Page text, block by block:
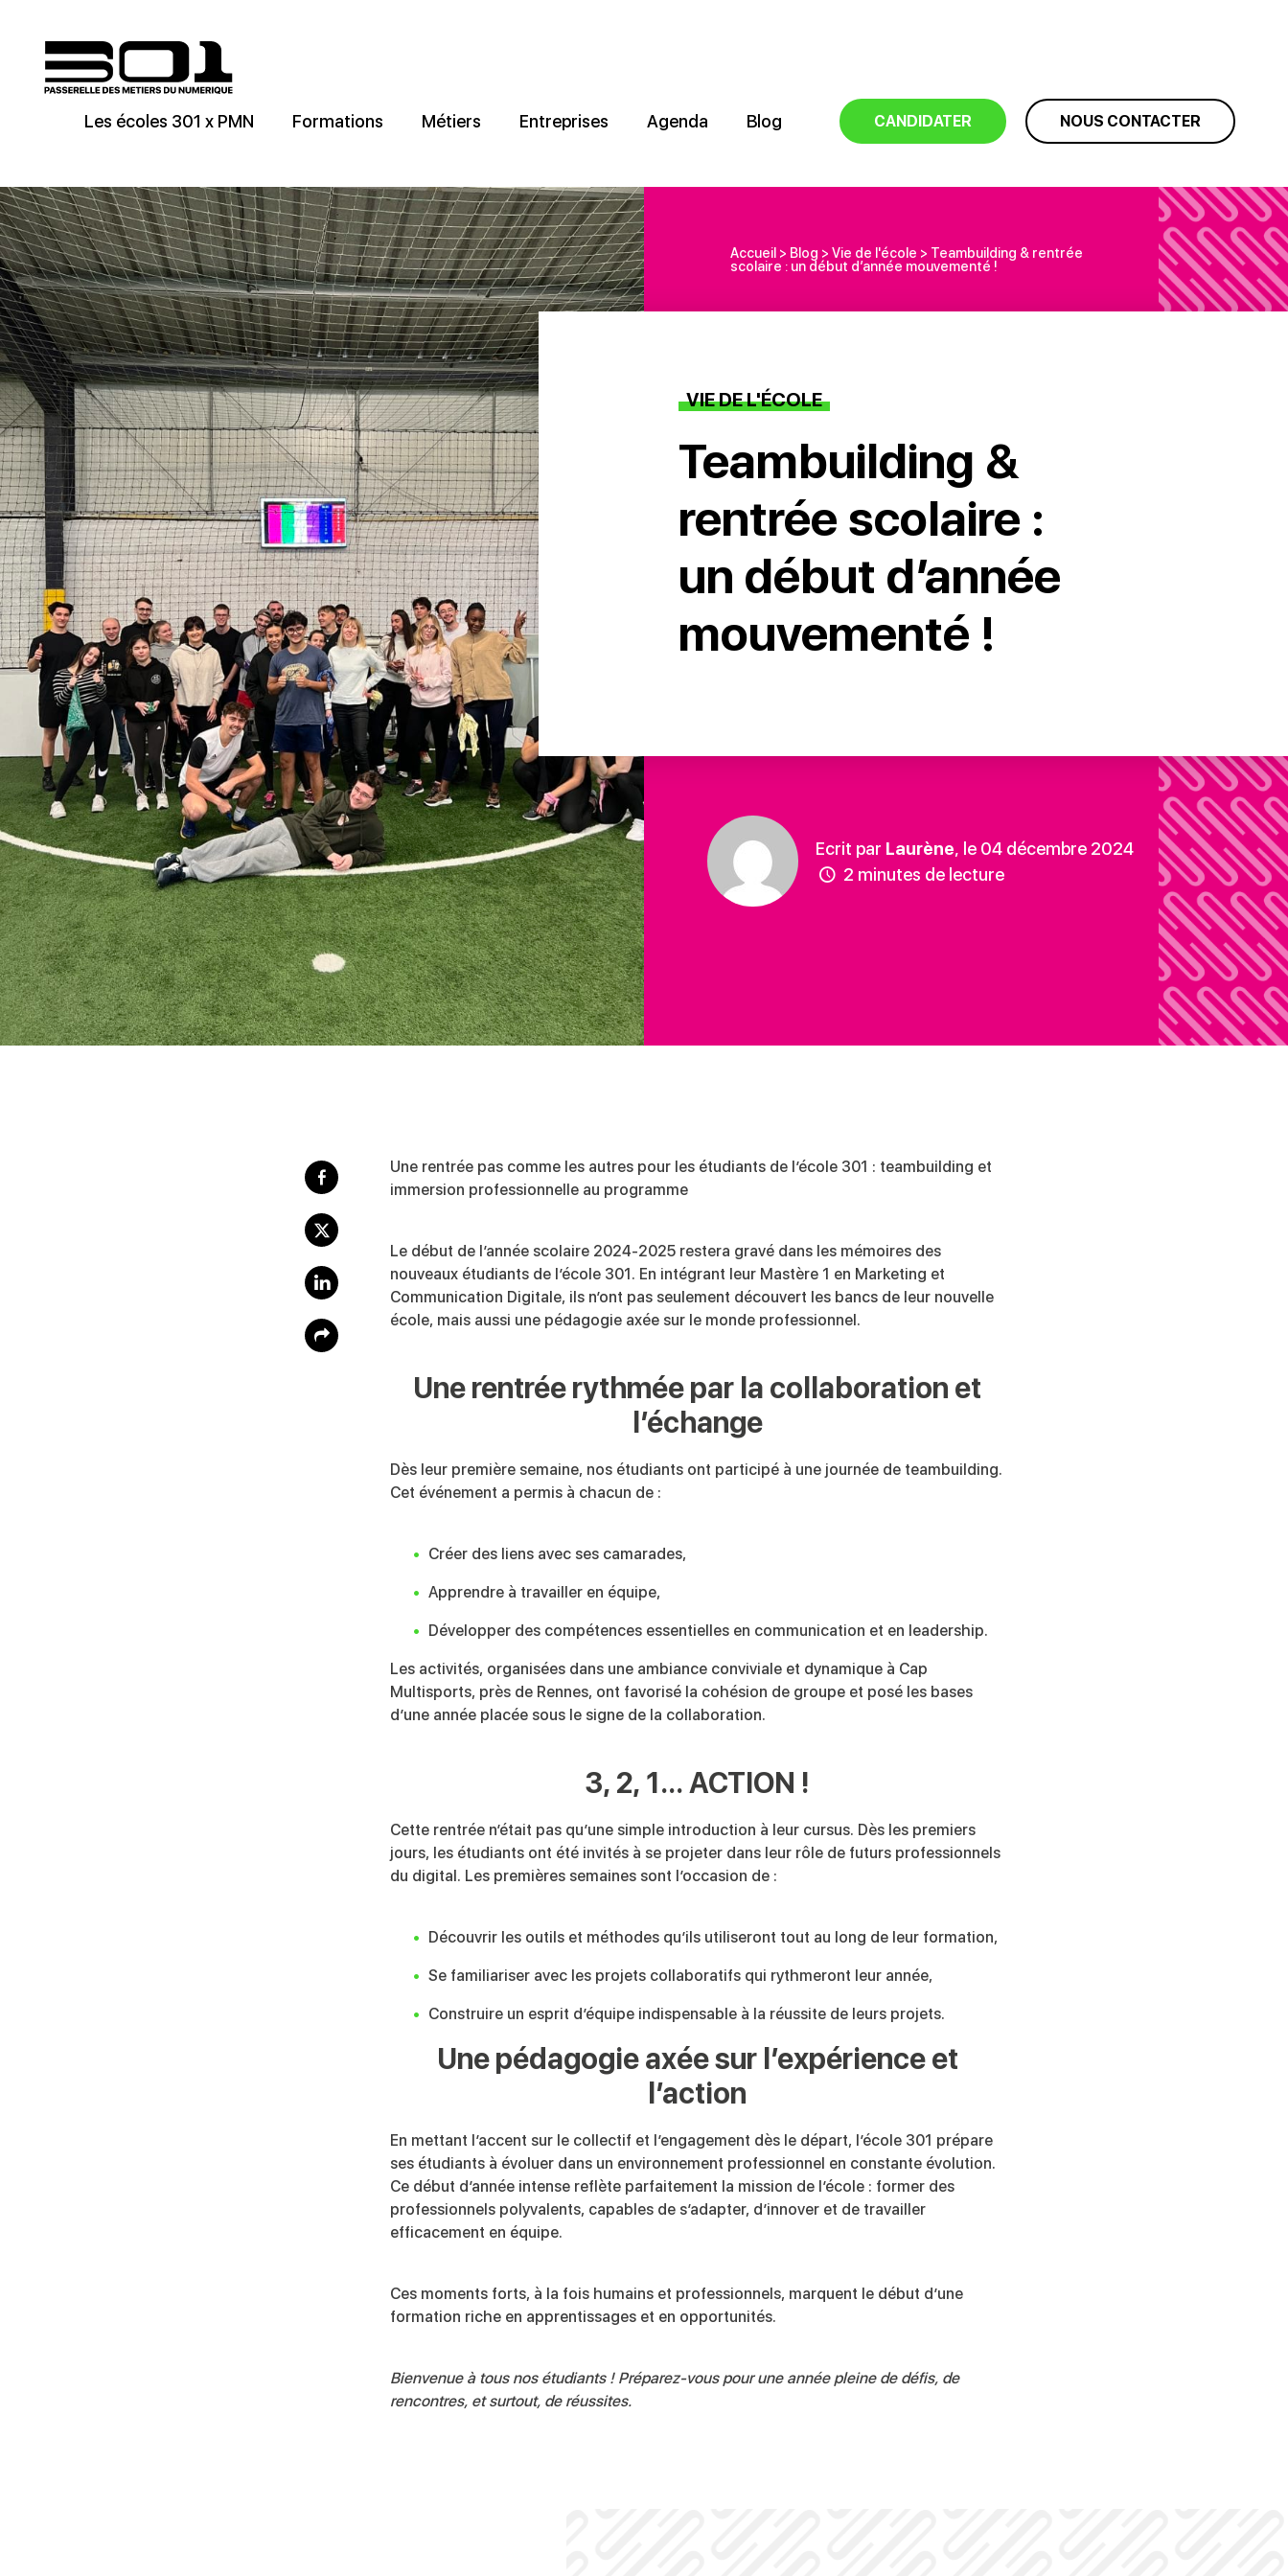
Les écoles 301 x PMN Formations Métiers Entreprises Agenda Blog CANDIDATER NOUS CONTACTER
Accueil > Blog > Vie de l'école > Teambuilding & rentrée
scolaire : un début d’année mouvementé !
VIE DE L'ÉCOLE
Teambuilding &
rentrée scolaire :
un début d’année
mouvementé !
Ecrit par Laurène, le 04 décembre 2024
2 minutes de lecture
Une rentrée pas comme les autres pour les étudiants de l’école 301 : teambuilding et
immersion professionnelle au programme
Le début de l’année scolaire 2024-2025 restera gravé dans les mémoires des
nouveaux étudiants de l’école 301. En intégrant leur Mastère 1 en Marketing et
Communication Digitale, ils n’ont pas seulement découvert les bancs de leur nouvelle
école, mais aussi une pédagogie axée sur le monde professionnel.
Une rentrée rythmée par la collaboration et
l’échange
Dès leur première semaine, nos étudiants ont participé à une journée de teambuilding.
Cet événement a permis à chacun de :
Créer des liens avec ses camarades,
Apprendre à travailler en équipe,
Développer des compétences essentielles en communication et en leadership.
Les activités, organisées dans une ambiance conviviale et dynamique à Cap
Multisports, près de Rennes, ont favorisé la cohésion de groupe et posé les bases
d’une année placée sous le signe de la collaboration.
3, 2, 1… ACTION !
Cette rentrée n’était pas qu’une simple introduction à leur cursus. Dès les premiers
jours, les étudiants ont été invités à se projeter dans leur rôle de futurs professionnels
du digital. Les premières semaines sont l’occasion de :
Découvrir les outils et méthodes qu’ils utiliseront tout au long de leur formation,
Se familiariser avec les projets collaboratifs qui rythmeront leur année,
Construire un esprit d’équipe indispensable à la réussite de leurs projets.
Une pédagogie axée sur l’expérience et
l’action
En mettant l’accent sur le collectif et l’engagement dès le départ, l’école 301 prépare
ses étudiants à évoluer dans un environnement professionnel en constante évolution.
Ce début d’année intense reflète parfaitement la mission de l’école : former des
professionnels polyvalents, capables de s’adapter, d’innover et de travailler
efficacement en équipe.
Ces moments forts, à la fois humains et professionnels, marquent le début d’une
formation riche en apprentissages et en opportunités.
Bienvenue à tous nos étudiants ! Préparez-vous pour une année pleine de défis, de
rencontres, et surtout, de réussites.